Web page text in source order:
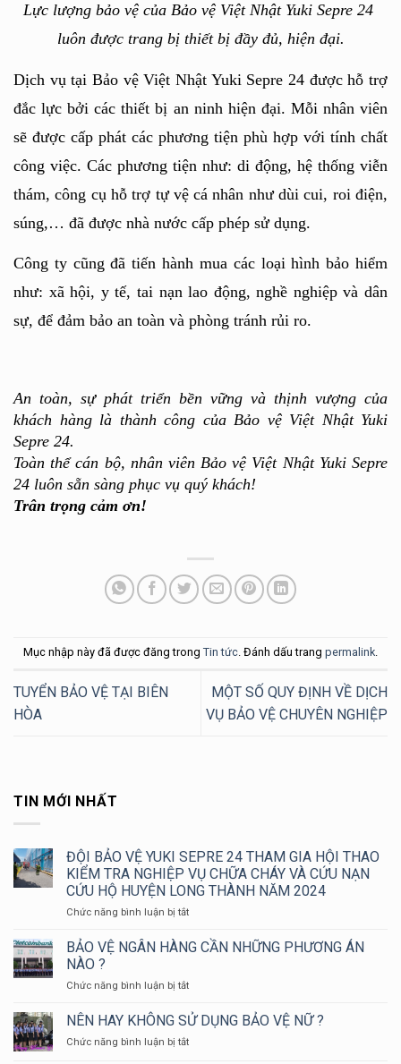
TIN MỚI NHẤT
ĐỘI BẢO VỆ YUKI SEPRE 24 THAM GIA HỘI THAO
KIỂM TRA NGHIỆP VỤ CHỮA CHÁY VÀ CỨU NẠN
CỨU HỘ HUYỆN LONG THÀNH NĂM 2024
Chức năng bình luận bị tắtở
BẢO
SEPRE
THAM
HỘI
BẢO VỆ NGÂN HÀNG CẦN NHỮNG PHƯƠNG ÁN
NÀO ?
Chức năng bình luận bị tắtở
VỆ
NGÂN
HÀNG
NÊN HAY KHÔNG SỬ DỤNG BẢO VỆ NỮ ?
Chức năng bình luận bị tắtở
Lực lượng bảo vệ của Bảo vệ Việt Nhật Yuki Sepre 24
luôn được trang bị thiết bị đầy đủ, hiện đại.
Dịch vụ tại Bảo vệ Việt Nhật Yuki Sepre 24 được hỗ trợ
đắc lực bởi các thiết bị an ninh hiện đại. Mỗi nhân viên
sẽ được cấp phát các phương tiện phù hợp với tính chất
công việc. Các phương tiện như: di động, hệ thống viễn
thám, công cụ hỗ trợ tự vệ cá nhân như dùi cui, roi điện,
súng,… đã được nhà nước cấp phép sử dụng.
Công ty cũng đã tiến hành mua các loại hình bảo hiểm
như: xã hội, y tế, tai nạn lao động, nghề nghiệp và dân
sự, để đảm bảo an toàn và phòng tránh rủi ro.
An toàn, sự phát triển bền vững và thịnh vượng của
khách hàng là thành công của Bảo vệ Việt Nhật Yuki
Sepre 24.
Toàn thể cán bộ, nhân viên Bảo vệ Việt Nhật Yuki Sepre
24 luôn sẵn sàng phục vụ quý khách!
Trân trọng cảm ơn!
Mục nhập này đã được đăng trong Tin tức. Đánh dấu trang permalink.
TUYỂN BẢO VỆ TẠI BIÊN
HÒA
MỘT SỐ QUY ĐỊNH VỀ DỊCH
VỤ BẢO VỆ CHUYÊN NGHIỆP